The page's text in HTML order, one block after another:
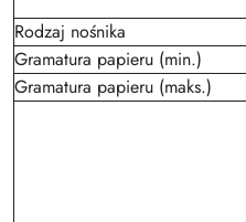
Rodzaj nośnika
Gramatura papieru (min.)
Gramatura papieru (maks.)